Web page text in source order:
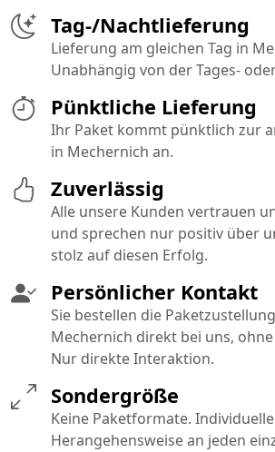
Pünktliche Lieferung
Ihr Paket kommt pünktlich zur
in Mechernich an.
Tag-/Nachtlieferung
Lieferung am gleichen Tag in
Unabhängig von der Tages-
Persönlicher Kontakt
Sie bestellen die
Mechernich direkt bei uns,
Nur direkte Interaktion.
Sondergröße
Keine Paketformate. Individuelle
Herangehensweise an jeden
Zuverlässig
Alle unsere Kunden vertrauen
und sprechen nur positiv über
stolz auf diesen Erfolg.